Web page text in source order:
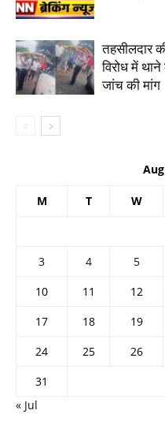
तहसीलदार
विरोध में थाने
जांच की मांग
M T W
3
4 5
10
11 12
17
18 19
24
25 26
31
« Jul